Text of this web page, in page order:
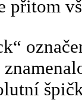
přitom